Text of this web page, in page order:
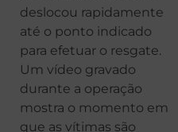
deslocou rapidamente
até o ponto indicado
para efetuar o resgate.
Um vídeo gravado
durante a operação
mostra o momento em
que as vítimas são